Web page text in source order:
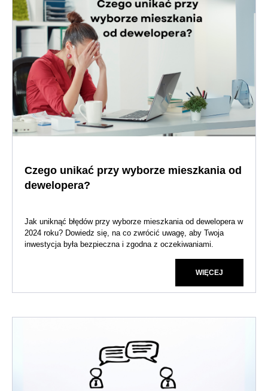
Czego unikać przy wyborze mieszkania od
dewelopera?
Jak uniknąć błędów przy wyborze mieszkania od dewelopera w
2024 roku? Dowiedz się, na co zwrócić uwagę, aby Twoja
inwestycja była bezpieczna i zgodna z oczekiwaniami.
WIĘCEJ